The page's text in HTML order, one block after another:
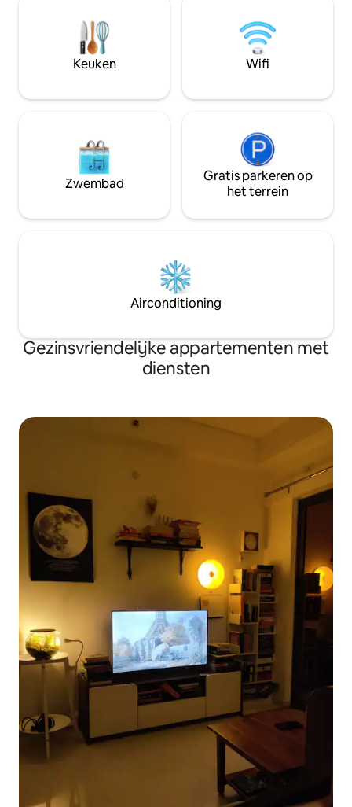
voorzieningen: studio is uitgerust met
alle basisvoorzieningen voor een
zorgeloos verblijf Adembenemend
verbonden blijft
hartslag van de
tot rust en voel je
Keuken Wifi
Zwembad
Gratis parkeren op
het terrein
Airconditioning
Gezinsvriendelijke appartementen met
diensten